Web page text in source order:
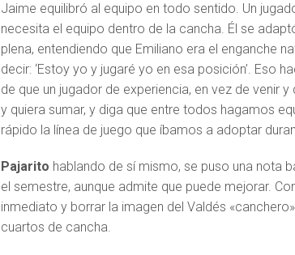
Jaime equilibró al equipo en todo sentido. Un
necesita el equipo dentro de la cancha. Él se
plena, entendiendo que Emiliano era el enganche
decir: ‘Estoy yo y jugaré yo en esa posición’. Eso
de que un jugador de experiencia, en vez de venir
y quiera sumar, y diga que entre todos hagamos
rápido la línea de juego que íbamos a adoptar
Pajarito hablando de sí mismo, se puso una nota
el semestre, aunque admite que puede mejorar.
inmediato y borrar la imagen del Valdés
cuartos de cancha.